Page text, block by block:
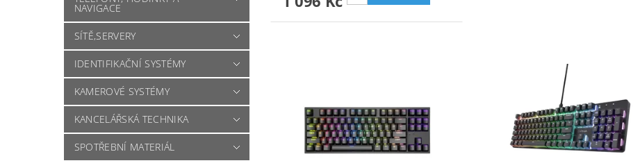
NAVIGACE
SÍTĚ,SERVERY
IDENTIFIKAČNÍ SYSTÉMY
KAMEROVÉ SYSTÉMY
KANCELÁŘSKÁ TECHNIKA
SPOTŘEBNÍ MATERIÁL